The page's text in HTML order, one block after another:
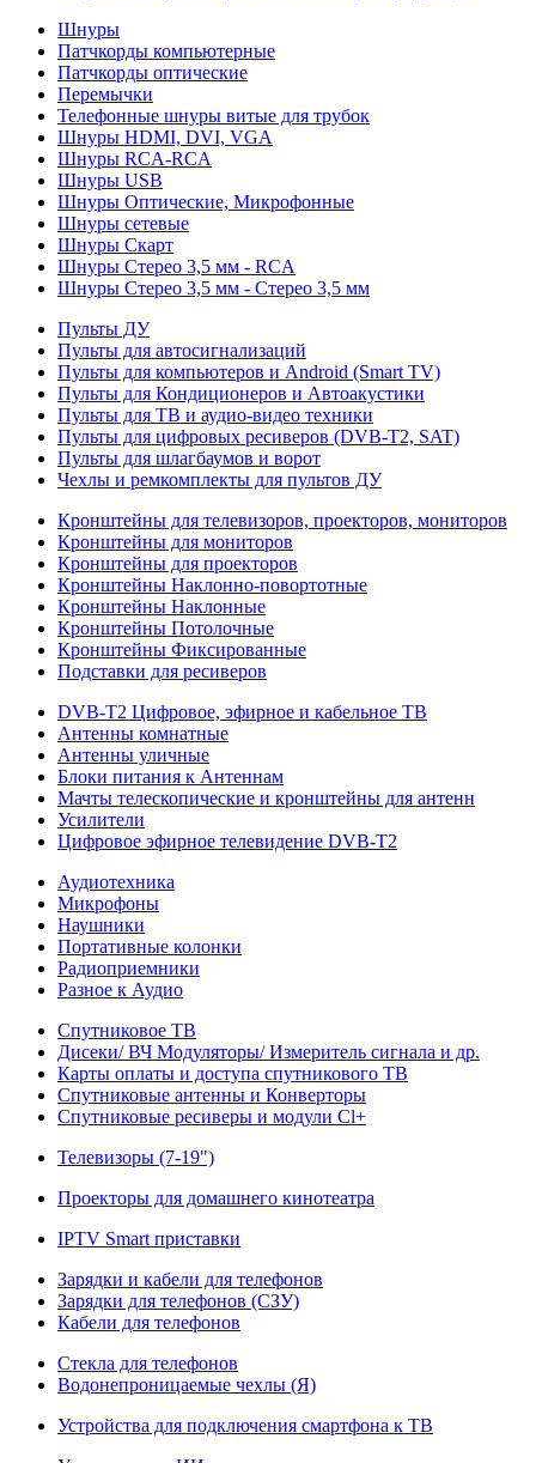
Шнуры
Патчкорды компьютерные
Патчкорды оптические
Перемычки
Телефонные шнуры витые для трубок
Шнуры HDMI, DVI, VGA
Шнуры RCA-RCA
Шнуры USB
Шнуры Оптические, Микрофонные
Шнуры сетевые
Шнуры Скарт
Шнуры Стерео 3,5 мм - RCA
Шнуры Стерео 3,5 мм - Стерео 3,5 мм
Пульты ДУ
Пульты для автосигнализаций
Пульты для компьютеров и Android (Smart TV)
Пульты для Кондиционеров и Автоакустики
Пульты для ТВ и аудио-видео техники
Пульты для цифровых ресиверов (DVB-T2, SAT)
Пульты для шлагбаумов и ворот
Чехлы и ремкомплекты для пультов ДУ
Кронштейны для телевизоров, проекторов, мониторов
Кронштейны для мониторов
Кронштейны для проекторов
Кронштейны Наклонно-повортотные
Кронштейны Наклонные
Кронштейны Потолочные
Кронштейны Фиксированные
Подставки для ресиверов
DVB-T2 Цифровое, эфирное и кабельное ТВ
Антенны комнатные
Антенны уличные
Блоки питания к Антеннам
Мачты телескопические и кронштейны для антенн
Усилители
Цифровое эфирное телевидение DVB-Т2
Аудиотехника
Микрофоны
Наушники
Портативные колонки
Радиоприемники
Разное к Аудио
Спутниковое ТВ
Дисеки/ ВЧ Модуляторы/ Измеритель сигнала и др.
Карты оплаты и доступа спутникового ТВ
Спутниковые антенны и Конверторы
Спутниковые ресиверы и модули Cl+
Телевизоры (7-19")
Проекторы для домашнего кинотеатра
IPTV Smart приставки
Зарядки и кабели для телефонов
Зарядки для телефонов (СЗУ)
Кабели для телефонов
Стекла для телефонов
Водонепроницаемые чехлы (Я)
Устройства для подключения смартфона к ТВ